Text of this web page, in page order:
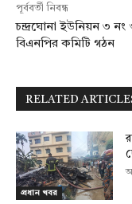
পূর্ববর্তী নিবন্ধ
চন্দ্রঘোনা ইউনিয়ন ৩ নং
বিএনপির কমিটি গঠন
RELATED
প্রধান খবর